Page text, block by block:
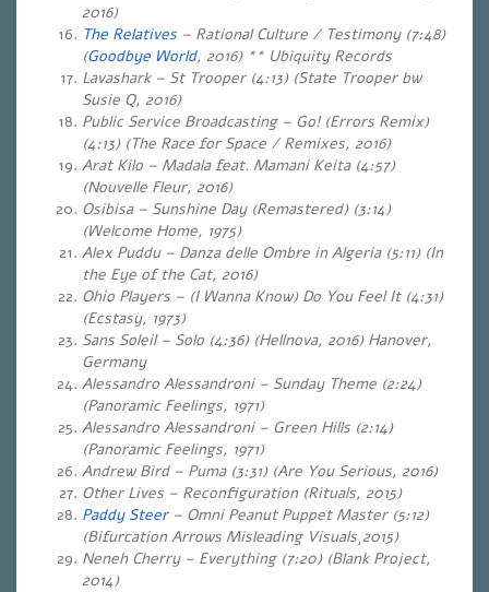
2016)
The Relatives – Rational Culture / Testimony (7:48)
(Goodbye World, 2016) ** Ubiquity Records
Lavashark – St Trooper (4:13) (State Trooper bw
Susie Q, 2016)
Public Service Broadcasting – Go! (Errors Remix)
(4:13) (The Race for Space / Remixes, 2016)
Arat Kilo – Madala feat. Mamani Keita (4:57)
(Nouvelle Fleur, 2016)
Osibisa – Sunshine Day (Remastered) (3:14)
(Welcome Home, 1975)
Alex Puddu – Danza delle Ombre in Algeria (5:11) (In
the Eye of the Cat, 2016)
Ohio Players – (I Wanna Know) Do You Feel It (4:31)
(Ecstasy, 1973)
Sans Soleil – Solo (4:36) (Hellnova, 2016) Hanover,
Germany
Alessandro Alessandroni – Sunday Theme (2:24)
(Panoramic Feelings, 1971)
Alessandro Alessandroni – Green Hills (2:14)
(Panoramic Feelings, 1971)
Andrew Bird – Puma (3:31) (Are You Serious, 2016)
Other Lives – Reconfiguration (Rituals, 2015)
Paddy Steer– Omni Peanut Puppet Master (5:12)
(Bifurcation Arrows Misleading Visuals¸2015)
Neneh Cherry – Everything (7:20) (Blank Project,
2014)